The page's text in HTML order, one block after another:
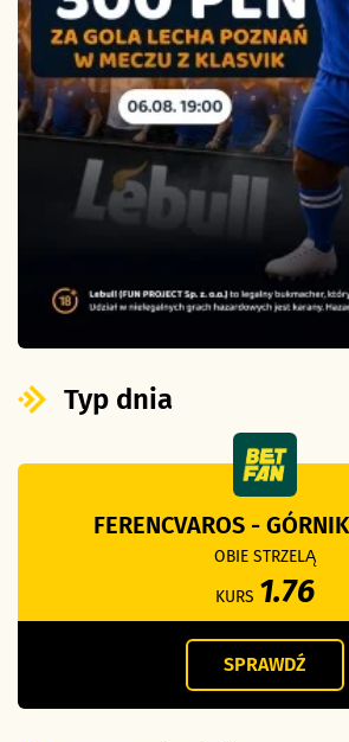
Typ dnia
FERENCVAROS -
OBIE STRZELĄ
KURS 1.76
SPRAWDŹ